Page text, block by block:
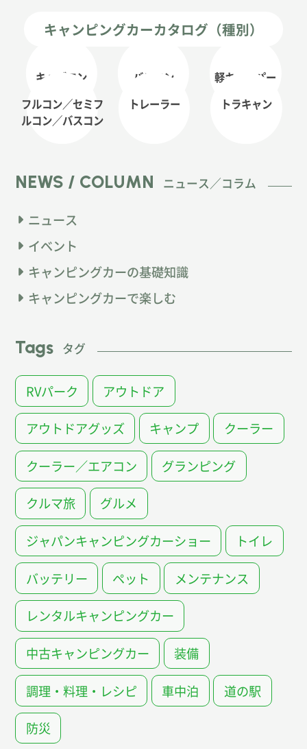
キャンピングカーカタログ（種別）
キャブコン バンコン
軽キャンパー
フルコン／セミフ
ルコン／バスコン
トレーラー トラキャン
NEWS / COLUMN ニュース／コラム
ニュース
イベント
キャンピングカーの基礎知識
キャンピングカーで楽しむ
Tags タグ
RVパーク アウトドア
アウトドアグッズ キャンプ クーラー
クーラー／エアコン グランピング
クルマ旅 グルメ
ジャパンキャンピングカーショー トイレ
バッテリー ペット メンテナンス
レンタルキャンピングカー
中古キャンピングカー 装備
調理・料理・レシピ 車中泊 道の駅
防災